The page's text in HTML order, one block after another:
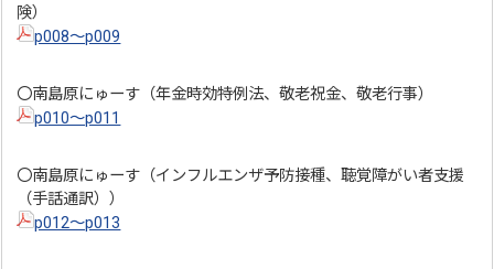
険）
p008～p009
〇南島原にゅーす（年金時効特例法、敬老祝金、敬老行事）
p010～p011
〇南島原にゅーす（インフルエンザ予防接種、聴覚障がい者支援
（手話通訳））
p012～p013